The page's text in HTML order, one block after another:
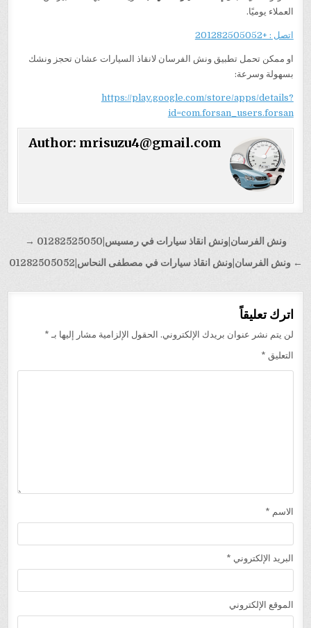
العملاء يوميًا.
اتصل : +201282505052
او ممكن تحمل تطبيق ونش الفرسان لانقاذ السيارات عشان تحجز ونشك
بسهولة وسرعة:
https://play.google.com/store/apps/details?
id=com.forsan_users.forsan
Author: mrisuzu4@gmail.com
تصفّح
المقالات
ونش الفرسان|ونش انقاذ سيارات في رمسيس|01282525050 →
← ونش الفرسان|ونش انقاذ سيارات في مصطفى النحاس|01282505052
اترك تعليقاً
لن يتم نشر عنوان بريدك الإلكتروني. الحقول الإلزامية مشار إليها بـ *
التعليق *
الاسم *
البريد الإلكتروني *
الموقع الإلكتروني